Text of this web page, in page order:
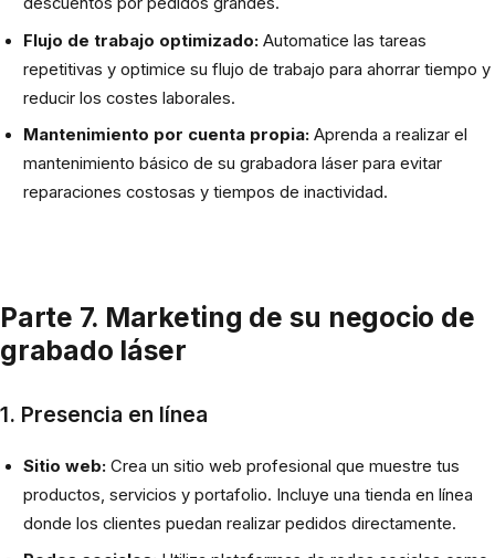
Flujo de trabajo optimizado:Automatice las tareas
repetitivas y optimice su flujo de trabajo para ahorrar tiempo y
reducir los costes laborales.
Mantenimiento por cuenta propia:Aprenda a realizar el
mantenimiento básico de su grabadora láser para evitar
reparaciones costosas y tiempos de inactividad.
Parte 7. Marketing de su negocio de
grabado láser
1. Presencia en línea
Sitio web:Crea un sitio web profesional que muestre tus
productos, servicios y portafolio. Incluye una tienda en línea
donde los clientes puedan realizar pedidos directamente.